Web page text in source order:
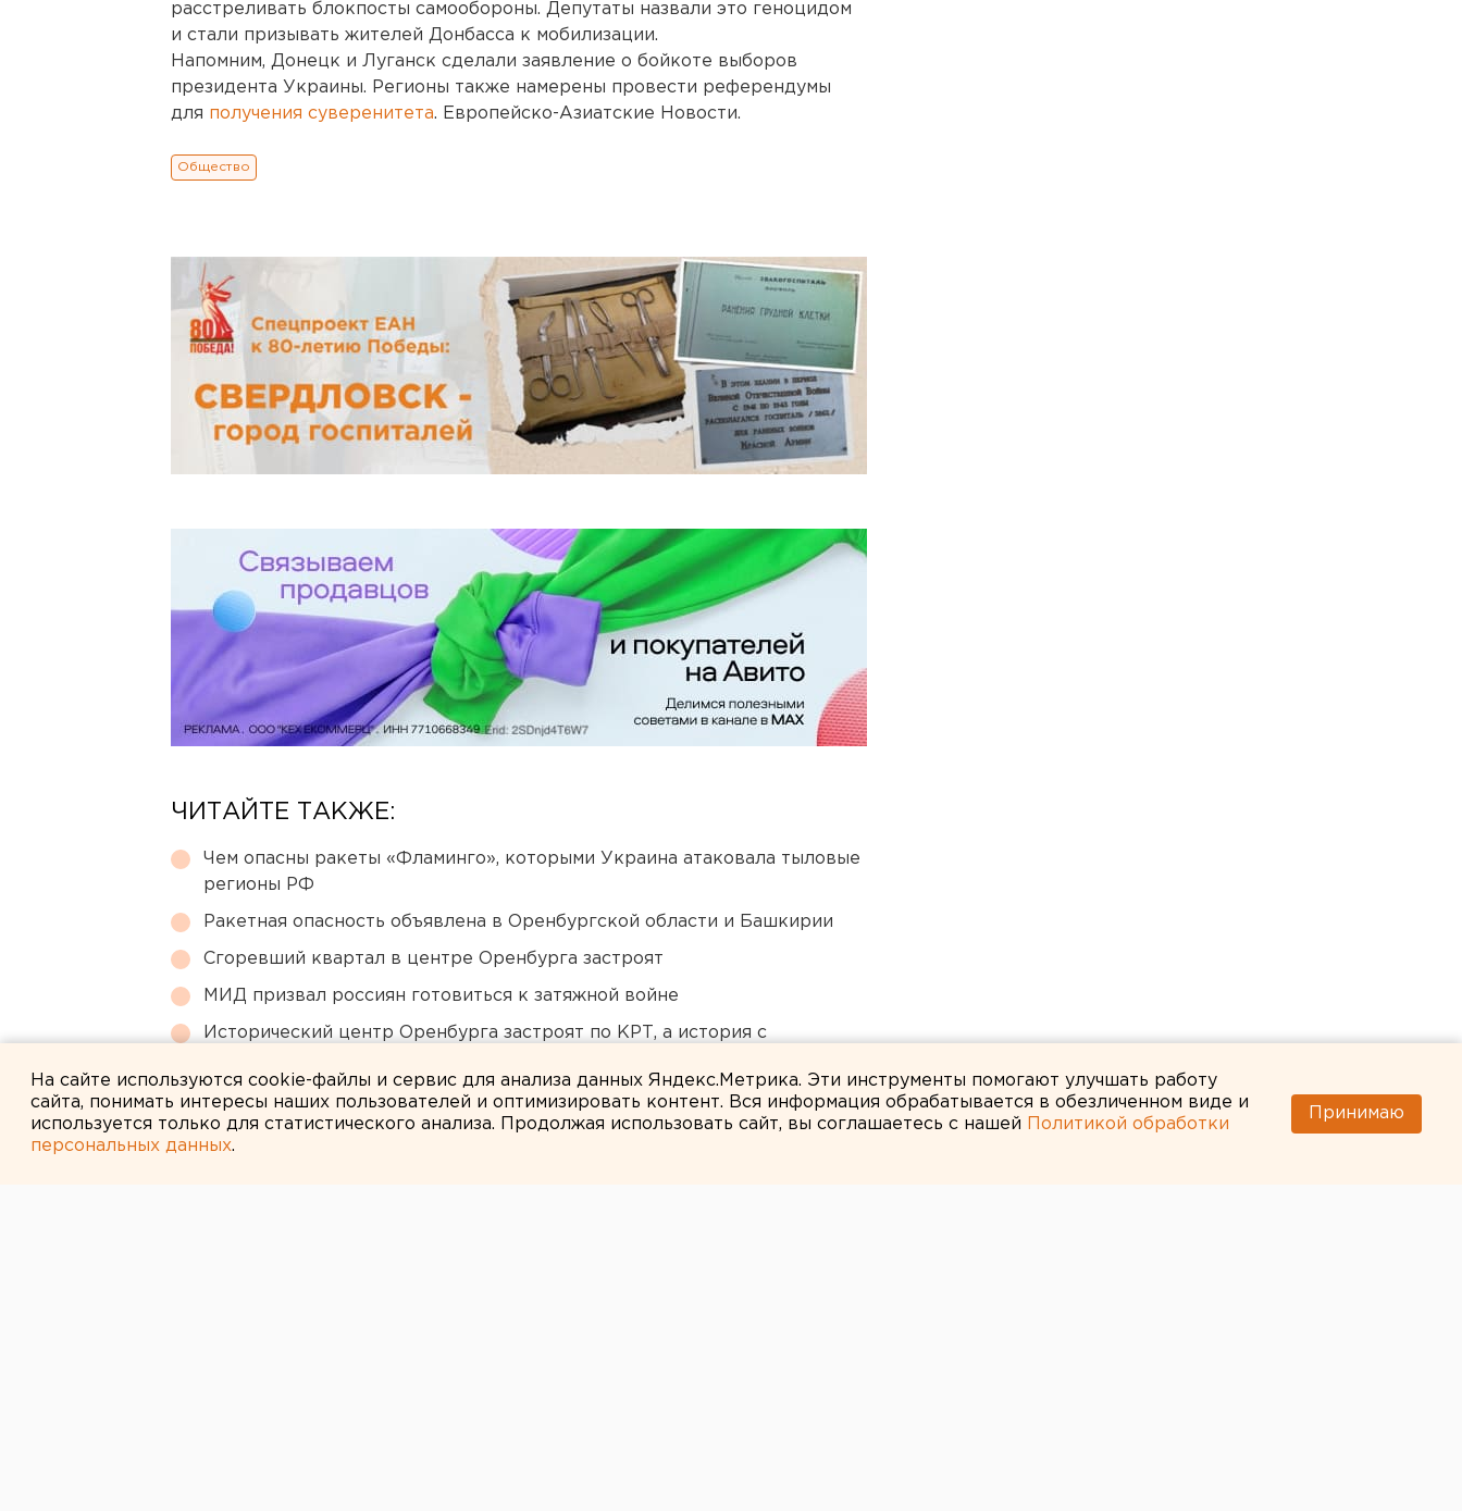
расстреливать блокпосты самообороны. Депутаты назвали это геноцидом
и стали призывать жителей Донбасса к мобилизации.
Напомним, Донецк и Луганск сделали заявление о бойкоте выборов
президента Украины. Регионы также намерены провести референдумы
для получения суверенитета. Европейско-Азиатские Новости.
Общество
ЧИТАЙТЕ ТАКЖЕ:
Чем опасны ракеты «Фламинго», которыми Украина атаковала тыловые
регионы РФ
Ракетная опасность объявлена в Оренбургской области и Башкирии
Сгоревший квартал в центре Оренбурга застроят
МИД призвал россиян готовиться к затяжной войне
Исторический центр Оренбурга застроят по КРТ, а история с
На сайте используются cookie-файлы и сервис для анализа данных Яндекс.Метрика. Эти инструменты помогают улучшать работу
сайта, понимать интересы наших пользователей и оптимизировать контент. Вся информация обрабатывается в обезличенном виде и
используется только для статистического анализа. Продолжая использовать сайт, вы соглашаетесь с нашей
Политикой обработки
персональных данных.
Принимаю